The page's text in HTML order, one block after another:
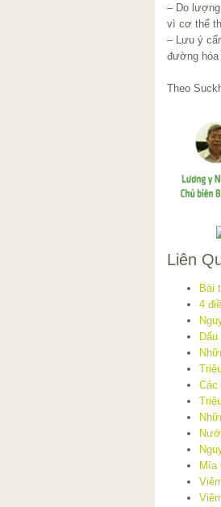
– Do
vì cơ thể
– Lưu ý
đường hóa
Theo
Liên
Bài
4
Các
Mía